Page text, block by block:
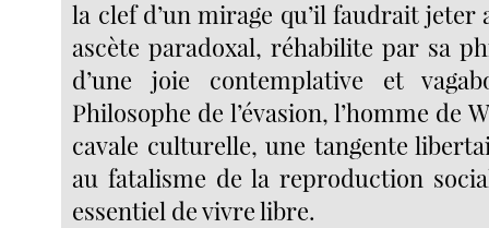
la clef d’un mirage qu’il faudrait jeter
ascète paradoxal, réhabilite par sa
d’une joie contemplative et
Philosophe de l’évasion, l’homme de
cavale culturelle, une tangente
au fatalisme de la reproduction
essentiel de vivre libre.